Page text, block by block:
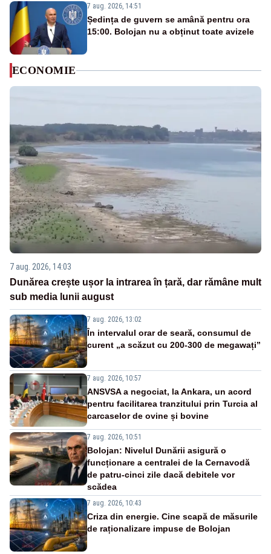
7 aug. 2026, 14:51
Ședința de guvern se amână pentru ora
15:00. Bolojan nu a obținut toate avizele
ECONOMIE
7 aug. 2026, 14:03
Dunărea crește ușor la intrarea în țară, dar rămâne mult
sub media lunii august
7 aug. 2026, 13:02
În intervalul orar de seară, consumul de
curent „a scăzut cu 200-300 de megawați”
7 aug. 2026, 10:57
ANSVSA a negociat, la Ankara, un acord
pentru facilitarea tranzitului prin Turcia al
carcaselor de ovine și bovine
7 aug. 2026, 10:51
Bolojan: Nivelul Dunării asigură o
funcționare a centralei de la Cernavodă
de patru-cinci zile dacă debitele vor
scădea
7 aug. 2026, 10:43
Criza din energie. Cine scapă de măsurile
de raționalizare impuse de Bolojan